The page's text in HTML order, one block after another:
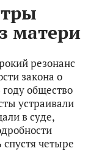
матери
резонанс
закона о
общество
устраивали
в суде,
четыре